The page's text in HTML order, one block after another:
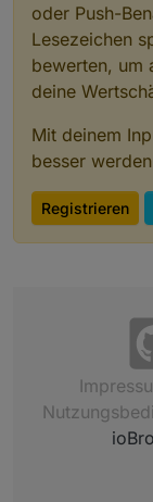
oder Push-
Lesezeichen
bewerten, um
deine
Mit deinem
besser
Registrieren